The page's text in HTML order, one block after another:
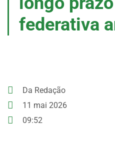
federativa
Da Redação
11 mai 2026
09:52